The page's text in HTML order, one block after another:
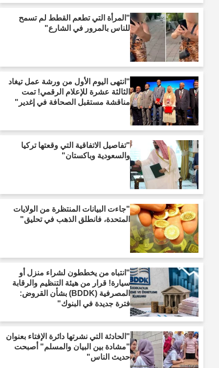
"المرأة التي تطعم القطط لم تسمح
للناس بالمرور في الشارع"
"انتهى اليوم الأول من ورشة عمل تيغاد
الثالثة عشرة للإعلام الرقمي! تمت
مناقشة مستقبل الصحافة في إغدير"
"تفاصيل الاتفاقية التي وقعتها تركيا
والسعودية وباكستان"
"جاءت البيانات المنتظرة من الولايات
المتحدة، فانطلق الذهب في تحليق"
"انتباه من يخططون لشراء منزل أو
سيارة! قرار من هيئة التنظيم والرقابة
المصرفية (BDDK) بشأن القروض:
فترة جديدة في البنوك"
"الحادثة التي نشرتها دائرة الإفتاء بعنوان
"مشادة بين البيان والمسلم" أصبحت
حديث الناس"